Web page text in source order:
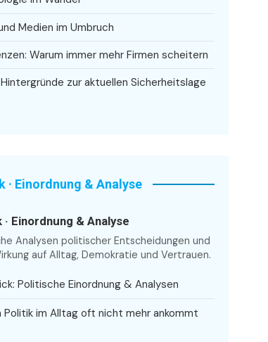
Medien im Umbruch
Warum immer mehr Firmen scheitern
Hintergründe zur aktuellen Sicherheitslage
· Einordnung & Analyse
Einordnung & Analyse
Analysen politischer Entscheidungen und
auf Alltag, Demokratie und Vertrauen.
Politische Einordnung & Analysen
Politik im Alltag oft nicht mehr ankommt